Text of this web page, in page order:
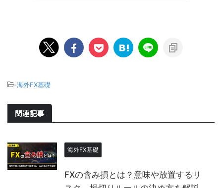
-海外FX基礎
関連記事
海外FX基礎
FXの含み損とは？意味や放置するリ